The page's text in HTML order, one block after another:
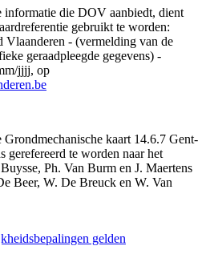
informatie die DOV aanbiedt, dient
gebruikt te worden:
Vlaanderen - (vermelding van de
geraadpleegde gegevens) -
jjjj, op
kaart 14.6.7 Gent-
gerefereerd te worden naar het
Ph. Van Burm en J. Maertens
Beer, W. De Breuck en W. Van
gelden